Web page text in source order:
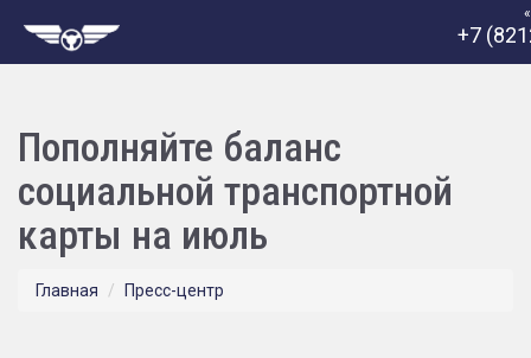
+7
Пополняйте баланс
социальной транспортной
карты на июль
Главная Пресс-центр